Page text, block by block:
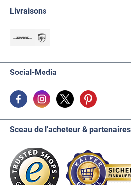
Livraisons
Social-Media
Sceau de l'acheteur & partenaires